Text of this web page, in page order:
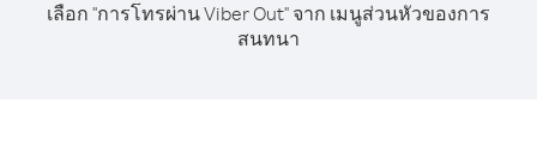
เลือก "การโทรผ่าน Viber Out" จาก เมนูส่วนหัวของการ
สนทนา